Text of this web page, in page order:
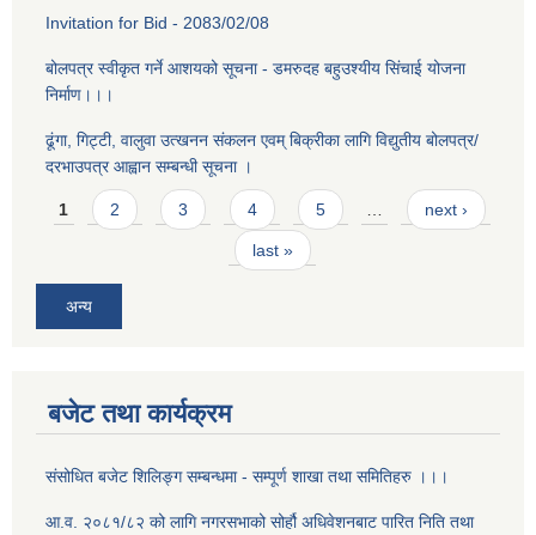
Invitation for Bid - 2083/02/08
बोलपत्र स्वीकृत गर्ने आशयको सूचना - डमरुदह बहुउश्यीय सिंचाई योजना
निर्माण।।।
ढूंगा, गिट्टी, वालुवा उत्खनन संकलन एवम् बिक्रीका लागि विद्युतीय बोलपत्र/
दरभाउपत्र आह्वान सम्बन्धी सूचना ।
Pages
1 2 3 4 5 … next ›
last »
अन्य
बजेट तथा कार्यक्रम
संसोधित बजेट शिलिङ्ग सम्बन्धमा - सम्पूर्ण शाखा तथा समितिहरु ।।।
आ.व. २०८१/८२ को लागि नगरसभाको सोर्हौ अधिवेशनबाट पारित निति तथा